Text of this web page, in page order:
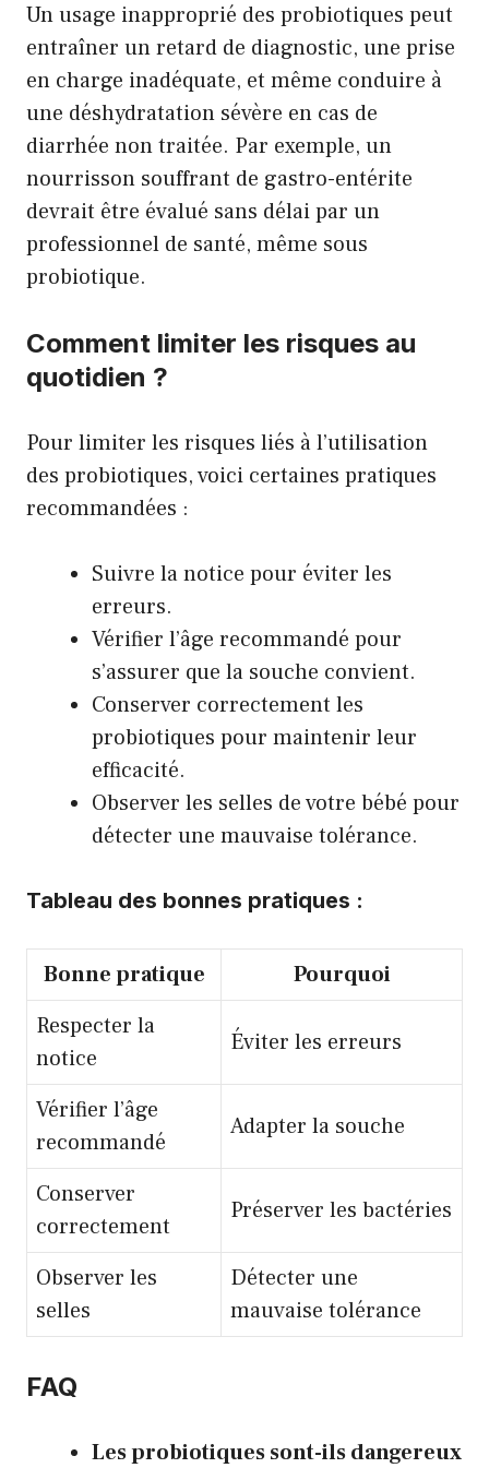
Un usage inapproprié des probiotiques peut
entraîner un retard de diagnostic, une prise
en charge inadéquate, et même conduire à
une déshydratation sévère en cas de
diarrhée non traitée. Par exemple, un
nourrisson souffrant de gastro-entérite
devrait être évalué sans délai par un
professionnel de santé, même sous
probiotique.
Comment limiter les risques au
quotidien ?
Pour limiter les risques liés à l’utilisation
des probiotiques, voici certaines pratiques
recommandées :
Suivre la notice pour éviter les
erreurs.
Vérifier l’âge recommandé pour
s’assurer que la souche convient.
Conserver correctement les
probiotiques pour maintenir leur
efficacité.
Observer les selles de votre bébé pour
détecter une mauvaise tolérance.
Tableau des bonnes pratiques :
Bonne pratique
Pourquoi
Respecter la
notice
Éviter les erreurs
Vérifier l’âge
recommandé
Adapter la souche
Conserver
correctement
Préserver les bactéries
Observer les
selles
Détecter une
mauvaise tolérance
FAQ
Les probiotiques sont-ils dangereux